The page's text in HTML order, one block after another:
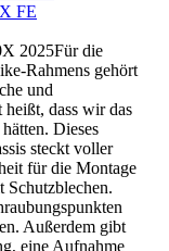
FE
2025Für die
Rahmens gehört
und
heißt, dass wir das
Dieses
steckt voller
für die Montage
Schutzblechen.
Außerdem gibt
eine Aufnahme